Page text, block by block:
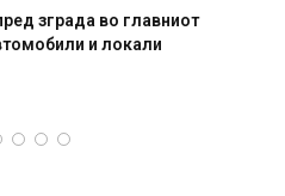
во главниот
и локали